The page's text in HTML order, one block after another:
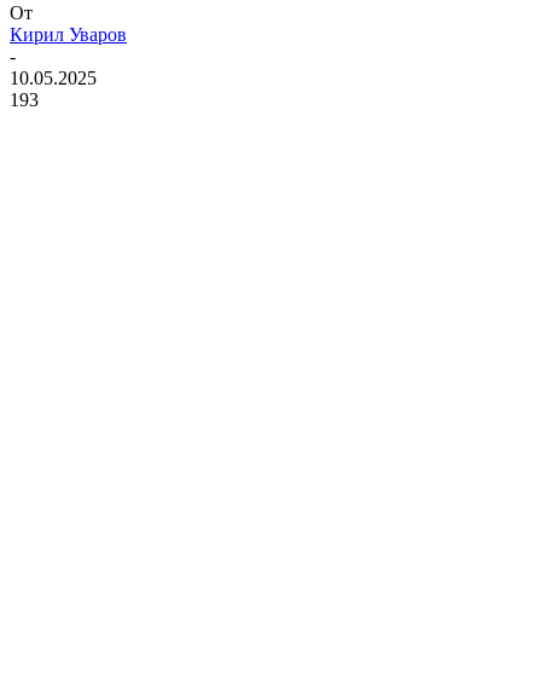
От
Кирил Уваров
-
10.05.2025
193